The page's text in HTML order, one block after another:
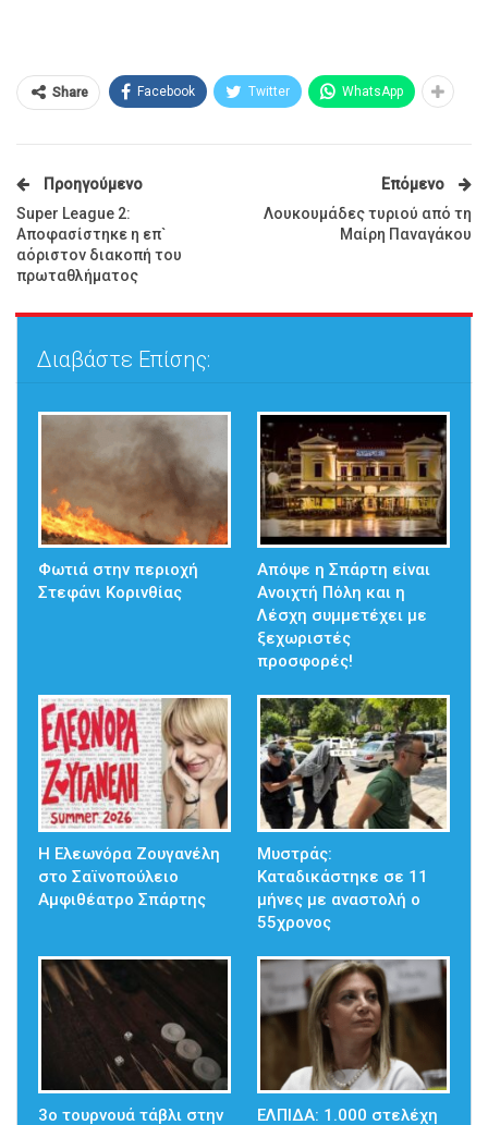
Share Facebook Twitter WhatsApp
Προηγούμενο
Super League 2:
Αποφασίστηκε η επ`
αόριστον διακοπή του
πρωταθλήματος
Επόμενο
Λουκουμάδες τυριού από τη
Μαίρη Παναγάκου
Διαβάστε Επίσης:
Φωτιά στην περιοχή
Στεφάνι Κορινθίας
Απόψε η Σπάρτη είναι
Ανοιχτή Πόλη και η
Λέσχη συμμετέχει με
ξεχωριστές
προσφορές!
Η Ελεωνόρα Ζουγανέλη
στο Σαϊνοπούλειο
Αμφιθέατρο Σπάρτης
Μυστράς:
Καταδικάστηκε σε 11
μήνες με αναστολή ο
55χρονος
3ο τουρνουά τάβλι στην ΕΛΠΙΔΑ: 1.000 στελέχη